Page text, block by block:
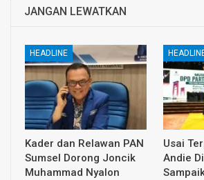
JANGAN LEWATKAN
HEADLINE
Kader dan Relawan PAN
Sumsel Dorong Joncik
Muhammad Nyalon
Usai
Andie